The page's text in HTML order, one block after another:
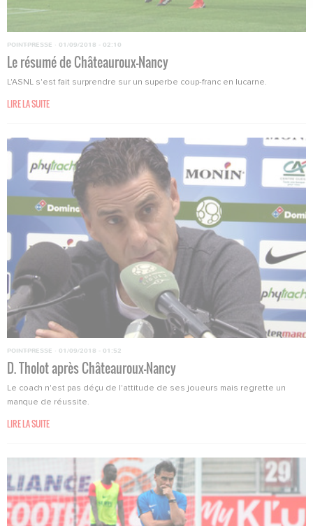
POINT-PRESSE · 01/09/2018 - 02:10
Le résumé de Châteauroux-Nancy
L'ASNL s'est fait surprendre sur un superbe coup-franc en lucarne.
LIRE LA SUITE
POINT-PRESSE · 01/09/2018 - 01:52
D. Tholot après Châteauroux-Nancy
Le coach n'est pas déçu de l'attitude de ses joueurs mais regrette un
manque de réussite.
LIRE LA SUITE